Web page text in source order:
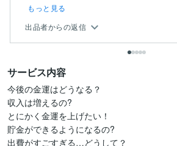
もっと見る
出品者からの返信
サービス内容
今後の金運はどうなる？
収入は増えるの?
とにかく金運を上げたい！
貯金ができるようになるの?
出費がすごすぎる…どうして？